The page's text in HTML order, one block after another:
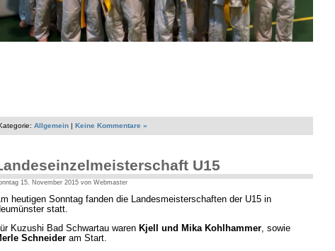
Allgemein Keine Kommentare »
U15
15. November 2015 von Webmaster
heutigen Sonntag fanden die Landesmeisterschaften der U15 in
statt.
Kuzushi Bad Schwartau waren Kjell und Mika Kohlhammer, sowie
Schneider am Start.